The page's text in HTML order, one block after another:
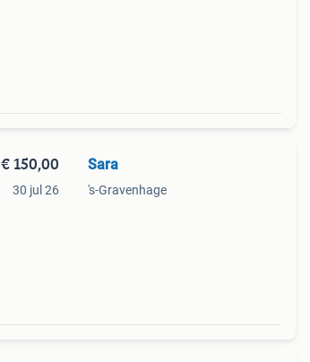
€ 150,00
30 jul 26
Sara
's-Gravenhage